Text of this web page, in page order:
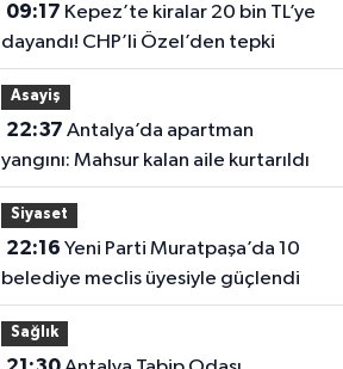
09:17
dayandı! CHP’li Özel’den tepki
Asayiş
22:37
yangını: Mahsur kalan aile kurtarıldı
Siyaset
22:16
belediye meclis üyesiyle güçlendi
Sağlık